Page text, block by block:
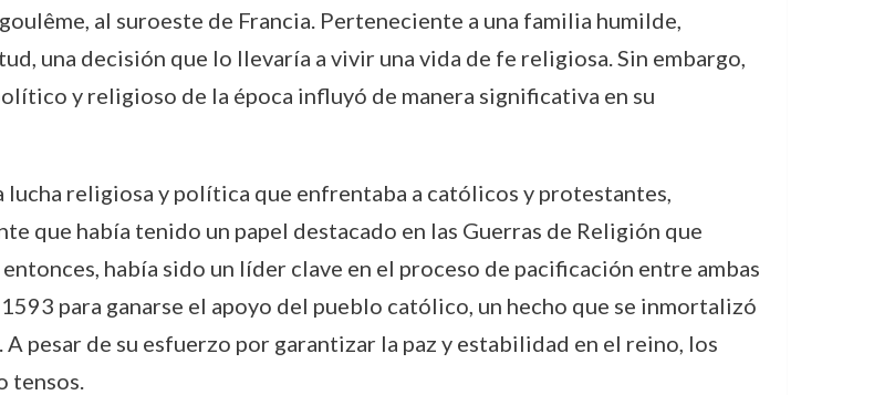
al suroeste de Francia. Perteneciente a una familia humilde,
una decisión que lo llevaría a vivir una vida de fe religiosa. Sin embargo,
y religioso de la época influyó de manera significativa en su
lucha religiosa y política que enfrentaba a católicos y protestantes,
que había tenido un papel destacado en las Guerras de Religión que
había sido un líder clave en el proceso de pacificación entre ambas
para ganarse el apoyo del pueblo católico, un hecho que se inmortalizó
A pesar de su esfuerzo por garantizar la paz y estabilidad en el reino, los
tensos.